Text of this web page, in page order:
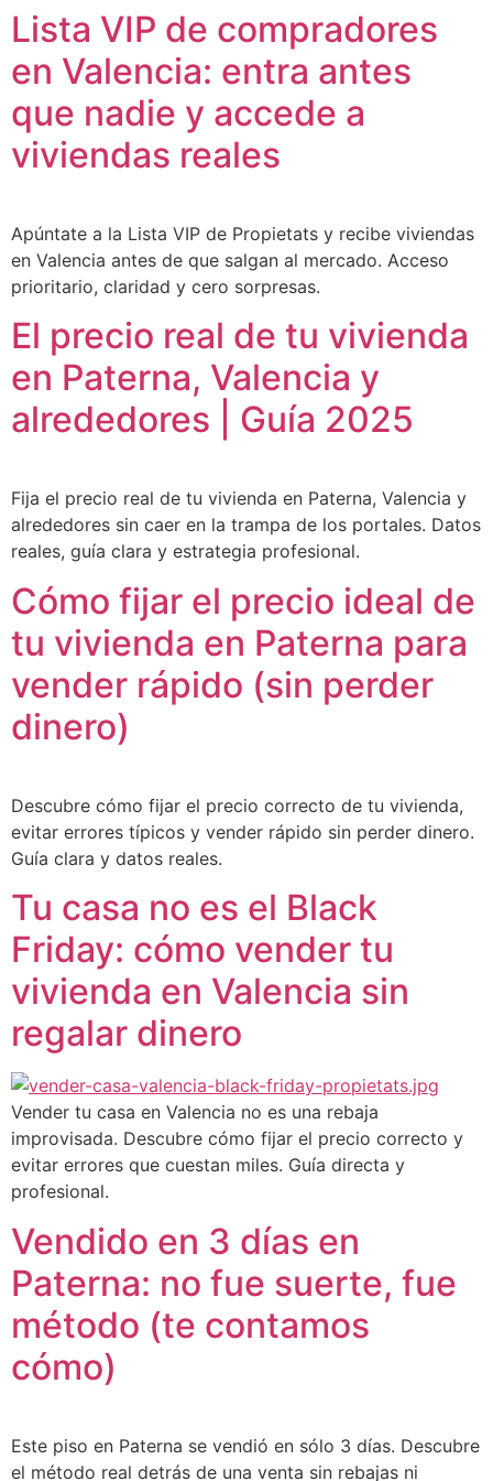
Lista VIP de compradores
en Valencia: entra antes
que nadie y accede a
viviendas reales
Apúntate a la Lista VIP de Propietats y recibe viviendas
en Valencia antes de que salgan al mercado. Acceso
prioritario, claridad y cero sorpresas.
El precio real de tu vivienda
en Paterna, Valencia y
alrededores | Guía 2025
Fija el precio real de tu vivienda en Paterna, Valencia y
alrededores sin caer en la trampa de los portales. Datos
reales, guía clara y estrategia profesional.
Cómo fijar el precio ideal de
tu vivienda en Paterna para
vender rápido (sin perder
dinero)
Descubre cómo fijar el precio correcto de tu vivienda,
evitar errores típicos y vender rápido sin perder dinero.
Guía clara y datos reales.
Tu casa no es el Black
Friday: cómo vender tu
vivienda en Valencia sin
regalar dinero
Vender tu casa en Valencia no es una rebaja
improvisada. Descubre cómo fijar el precio correcto y
evitar errores que cuestan miles. Guía directa y
profesional.
Vendido en 3 días en
Paterna: no fue suerte, fue
método (te contamos
cómo)
Este piso en Paterna se vendió en sólo 3 días. Descubre
el método real detrás de una venta sin rebajas ni